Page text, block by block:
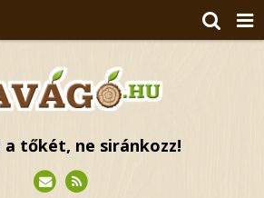
a tőkét, ne siránkozz!